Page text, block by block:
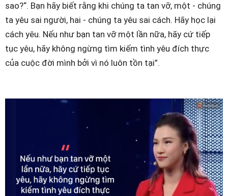
sao?“. Bạn hãy biết rằng khi chúng ta tan vỡ, một - chúng
ta yêu sai người, hai - chúng ta yêu sai cách. Hãy học lại
cách yêu. Nếu như bạn tan vỡ một lần nữa, hãy cứ tiếp
tục yêu, hãy không ngừng tìm kiếm tình yêu đích thực
của cuộc đời mình bởi vì nó luôn tồn tại”.